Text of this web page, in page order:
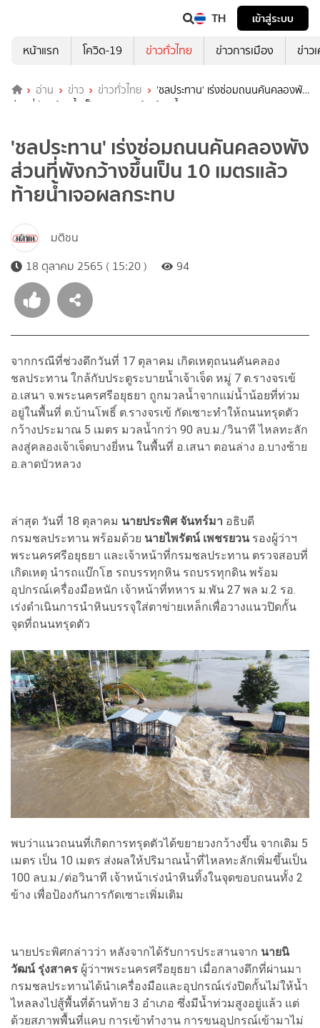
TH
เข้าสู่ระบบ
หน้าแรก
โควิด-19 ข่าวทั่วไทย ข่าวการเมือง ข่าว
อ่าน ข่าว ข่าวทั่วไทย
'ชลประทาน' เร่งซ่อมถนนคันคลองพัง
ส่วนที่พังกว้างขึ้นเป็น 10 เมตรแล้ว ท้ายน้ำเจอผลกระทบ
'ชลประทาน' เร่งซ่อมถนนคันคลองพัง
ส่วนที่พังกว้างขึ้นเป็น 10 เมตรแล้ว
ท้ายน้ำเจอผลกระทบ
มติชน
18 ตุลาคม 2565 ( 15:20 )
94
จากกรณีที่ช่วงดึกวันที่ 17 ตุลาคม เกิดเหตุถนนคันคลอง
ชลประทาน ใกล้กับประตูระบายน้ำเจ้าเจ็ด หมู่ 7 ต.รางจรเข้
อ.เสนา จ.พระนครศรีอยุธยา ถูกมวลน้ำจากแม่น้ำน้อยที่ท่วม
อยู่ในพื้นที่ ต.บ้านโพธิ์ ต.รางจรเข้ กัดเซาะทำให้ถนนทรุดตัว
กว้างประมาณ 5 เมตร มวลน้ำกว่า 90 ลบ.ม./วินาที ไหลทะลัก
ลงสู่คลองเจ้าเจ็ดบางยี่หน ในพื้นที่ อ.เสนา ตอนล่าง อ.บางซ้าย
อ.ลาดบัวหลวง
ล่าสุด วันที่ 18 ตุลาคม นายประพิศ จันทร์มา อธิบดี
กรมชลประทาน พร้อมด้วย นายไพรัตน์ เพชรยวนรองผู้ว่าฯ
พระนครศรีอยุธยา และเจ้าหน้าที่กรมชลประทาน ตรวจสอบที่
เกิดเหตุ นำรถแบ๊กโฮ รถบรรทุกหิน รถบรรทุกดิน พร้อม
อุปกรณ์เครื่องมือหนัก เจ้าหน้าที่ทหาร ม.พัน 27 พล ม.2 รอ.
เร่งดำเนินการนำหินบรรจุใส่ตาข่ายเหล็กเพื่อวางแนวปิดกั้น
จุดที่ถนนทรุดตัว
พบว่าแนวถนนที่เกิดการทรุดตัวได้ขยายวงกว้างขึ้น จากเดิม 5
เมตร เป็น 10 เมตร ส่งผลให้ปริมาณน้ำที่ไหลทะลักเพิ่มขึ้นเป็น
100 ลบ.ม./ต่อวินาที เจ้าหน้าเร่งนำหินทิ้งในจุดขอบถนนทั้ง 2
ข้าง เพื่อป้องกันการกัดเซาะเพิ่มเติม
นายประพิศกล่าวว่า หลังจากได้รับการประสานจาก นายนิ
วัฒน์ รุ่งสาคร ผู้ว่าฯพระนครศรีอยุธยา เมื่อกลางดึกที่ผ่านมา
กรมชลประทานได้นำเครื่องมือและอุปกรณ์เร่งปิดกั้นไม่ให้น้ำ
ไหลลงไปสู้พื้นที่ด้านท้าย 3 อำเภอ ซึ่งมีน้ำท่วมสูงอยู่แล้ว แต่
ด้วยสภาพพื้นที่แคบ การเข้าทำงาน การขนอุปกรณ์เข้ามาไม่